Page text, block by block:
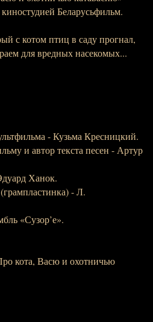
Беларусьфильм.
с котом птиц в саду прогнал,
для вредных насекомых...
- Кузьма Кресницкий.
и автор текста песен - Артур
Ханок.
- Л.
«Сузор’е».
кота, Васю и охотничью